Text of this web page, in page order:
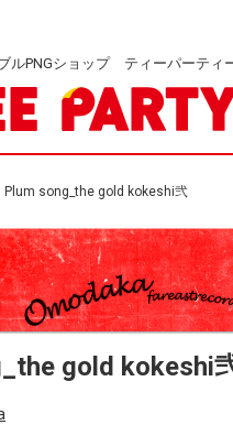
ルPNGショップ ティーパーティ
Plum song_the gold kokeshi弐
gold kokeshi